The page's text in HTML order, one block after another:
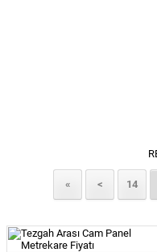
« < 14